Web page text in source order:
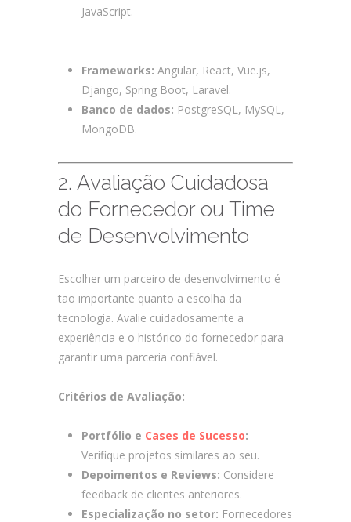
JavaScript.
Frameworks: Angular, React, Vue.js,
Django, Spring Boot, Laravel.
Banco de dados: PostgreSQL, MySQL,
MongoDB.
2. Avaliação Cuidadosa
do Fornecedor ou Time
de Desenvolvimento
Escolher um parceiro de desenvolvimento é
tão importante quanto a escolha da
tecnologia. Avalie cuidadosamente a
experiência e o histórico do fornecedor para
garantir uma parceria confiável.
Critérios de Avaliação:
Portfólio e Cases de Sucesso:
Verifique projetos similares ao seu.
Depoimentos e Reviews: Considere
feedback de clientes anteriores.
Especialização no setor: Fornecedores